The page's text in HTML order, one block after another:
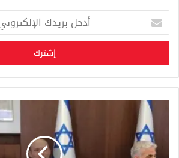
خ
ب
ر
ي
د